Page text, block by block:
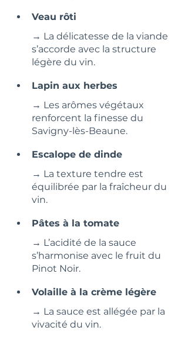
Veau rôti
→ La délicatesse de la viande
s’accorde avec la structure
légère du vin.
Lapin aux herbes
→ Les arômes végétaux
renforcent la finesse du
Savigny-lès-Beaune.
Escalope de dinde
→ La texture tendre est
équilibrée par la fraîcheur du
vin.
Pâtes à la tomate
→ L’acidité de la sauce
s’harmonise avec le fruit du
Pinot Noir.
Volaille à la crème légère
→ La sauce est allégée par la
vivacité du vin.